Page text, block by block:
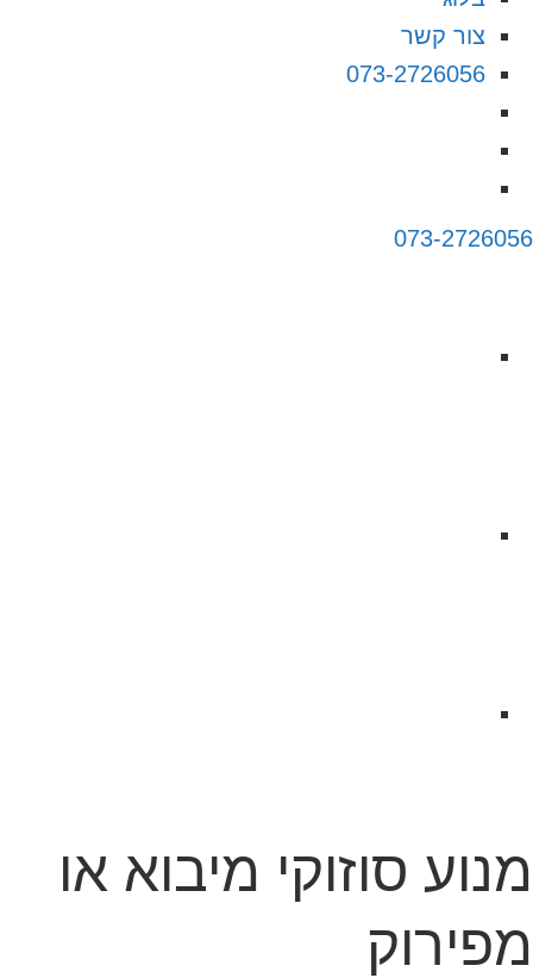
צור קשר
073-2726056
073-2726056
מנוע סוזוקי מיבוא או
מפירוק